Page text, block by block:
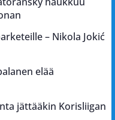
– Nikola Jokić
elää
jättääkin Korisliigan